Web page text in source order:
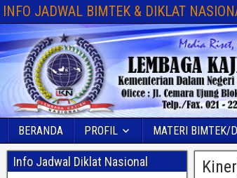
INFO JADWAL BIMTEK & DIKLAT
BERANDA PROFIL MATERI BIMTEK/
Info Jadwal Diklat Nasional